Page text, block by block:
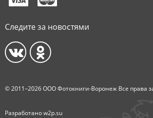
Следите за новостями
© 2011–2026 ООО Фотокниги-Воронеж Все права
Разработаноw2p.su